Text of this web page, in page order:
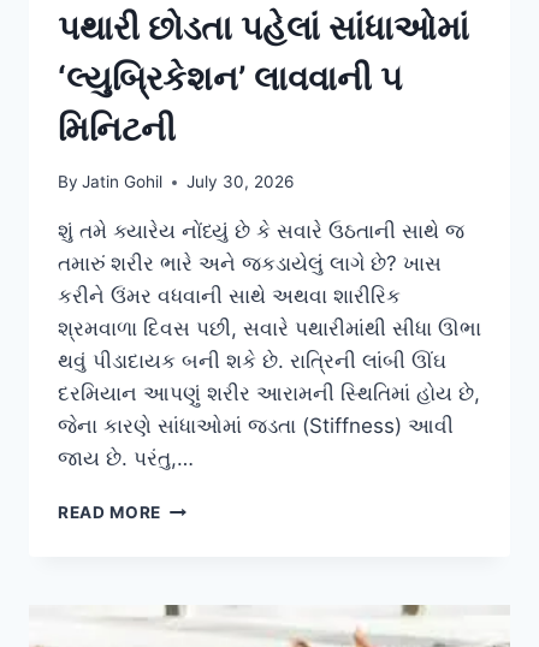
પથારી છોડતા પહેલાં સાંધાઓમાં
‘લ્યુબ્રિકેશન’ લાવવાની ૫
મિનિટની
By Jatin Gohil July 30, 2026
શું તમે ક્યારેય નોંધ્યું છે કે સવારે ઉઠતાની સાથે જ
તમારું શરીર ભારે અને જકડાયેલું લાગે છે? ખાસ
કરીને ઉંમર વધવાની સાથે અથવા શારીરિક
શ્રમવાળા દિવસ પછી, સવારે પથારીમાંથી સીધા ઊભા
થવું પીડાદાયક બની શકે છે. રાત્રિની લાંબી ઊંઘ
દરમિયાન આપણું શરીર આરામની સ્થિતિમાં હોય છે,
જેના કારણે સાંધાઓમાં જડતા (Stiffness) આવી
જાય છે. પરંતુ,…
READ MORE જોઈન્ટમોબિલિટી
છોડતા
પહેલાં